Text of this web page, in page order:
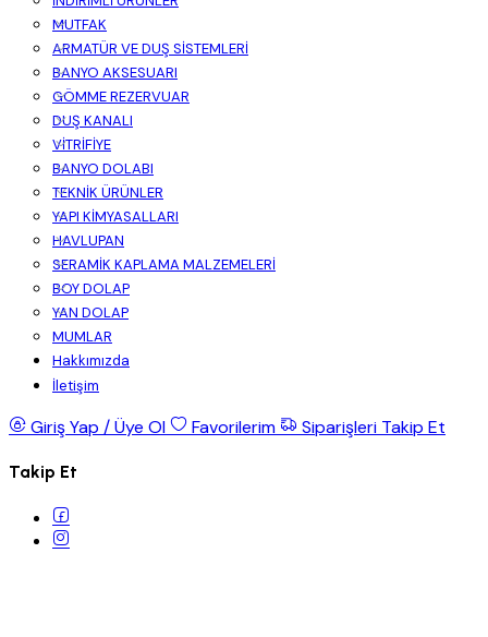
MUTFAK
ARMATÜR VE DUŞ SİSTEMLERİ
BANYO AKSESUARI
GÖMME REZERVUAR
DUŞ KANALI
VİTRİFİYE
BANYO DOLABI
TEKNİK ÜRÜNLER
YAPI KİMYASALLARI
HAVLUPAN
SERAMİK KAPLAMA MALZEMELERİ
BOY DOLAP
YAN DOLAP
MUMLAR
Hakkımızda
İletişim
Giriş Yap / Üye Ol Favorilerim Siparişleri Takip Et
Takip Et